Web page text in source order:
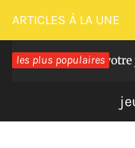
Passer
au
contenu
ARTICLES À LA UNE
les plus populaires
votre jardin en